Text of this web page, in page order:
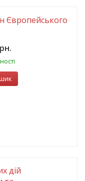
Європейського
дій